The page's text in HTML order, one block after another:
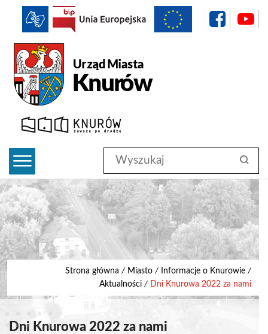
BIP
Wyszukaj
w
serwisie
szukaj
#search-submit
Strona główna / Miasto / Informacje o Knurowie /
Aktualności / Dni Knurowa 2022 za nami
Dni Knurowa 2022 za nami